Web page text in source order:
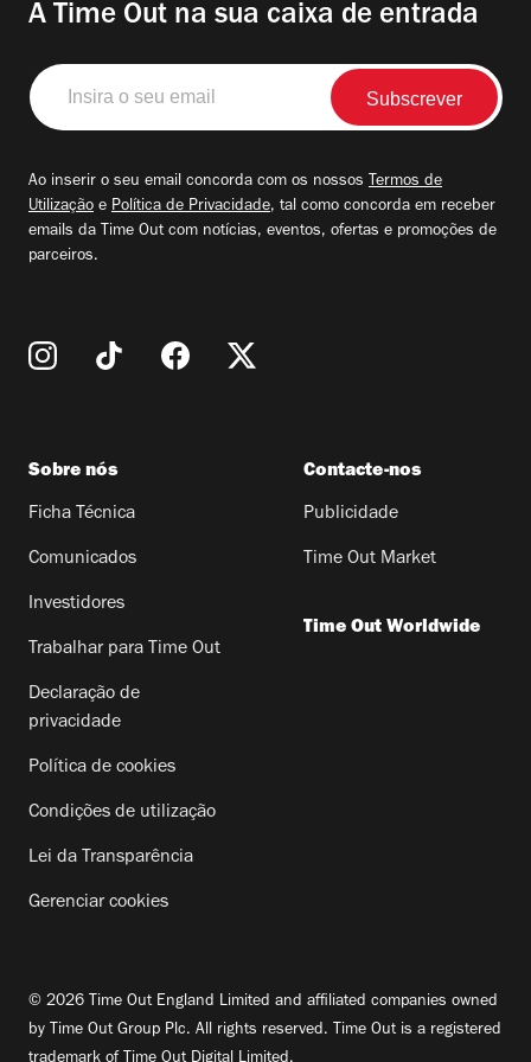
A Time Out na sua caixa de entrada
Insira
o
seu
Ao inserir o seu email concorda com os nossos Termos de
Utilização e Política de Privacidade, tal como concorda em receber
emails da Time Out com notícias, eventos, ofertas e promoções de
parceiros.
Sobre nós
Ficha Técnica
Comunicados
Investidores
Trabalhar para Time Out
Declaração de
privacidade
Política de cookies
Condições de utilização
Lei da Transparência
Gerenciar cookies
Contacte-nos
Publicidade
Time Out Market
Time Out Worldwide
© 2026 Time Out England Limited and affiliated companies owned
by Time Out Group Plc. All rights reserved. Time Out is a registered